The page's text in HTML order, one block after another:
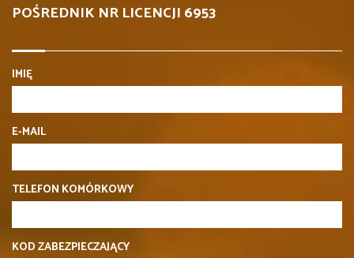
POŚREDNIK NR LICENCJI 6953
IMIĘ
E-MAIL
TELEFON KOMÓRKOWY
KOD ZABEZPIECZAJĄCY